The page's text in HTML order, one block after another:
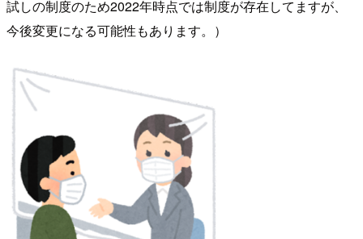
試しの制度のため2022年時点では制度が存在してますが、
今後変更になる可能性もあります。）